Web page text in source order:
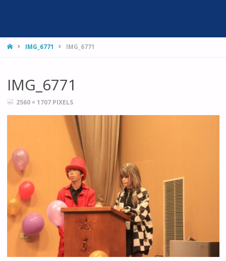
HOMEIMG_6771 IMG_6771
IMG_6771
FULL2560 × 1707 PIXELS